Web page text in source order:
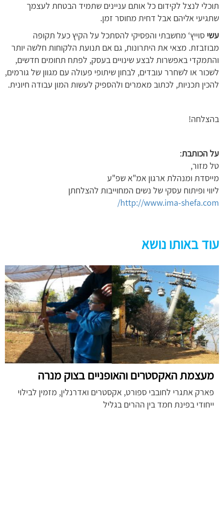
תוכלי לנצל לקידום כל אותם עניינים שתמיד הבטחת לעצמך
שתגיעי אליהם אבל דחית מחוסר זמן.
עשי סוייץ‘ מחשבתי והפסיקי להסתכל על הקיץ כעל תקופה
מבוזבזת. מצאי את היתרונות, גם אם תנועת הלקוחות חלשה יותר
והתמקדי באפשרות לבצע שינויים בעסק, לפתח תחומים חדשים,
לשכור או לשחרר עובדים, לבחון שיתופי פעולה עם מגוון של גורמים,
להכין תכניות, לכתוב מאמרים ולהספיק לעשות המון עבודה חיונית.
בהצלחה!
על הכותבת:
טל מזור,
מייסדת ומנהלת ארגון אמ"א שפ"ע
ליווי ופיתוח עסקי של נשים המחוייבות להצלחתן
http://www.ima-shefa.com/
עוד באותו נושא
מעצמת האקסטרים והאופניים בצוק מנרה
פארק אתגרי לחובבי ספורט, אקסטרים ואדרנלין, מזמין לבילוי
ייחודי בפינת חמד בין ההרים בגליל